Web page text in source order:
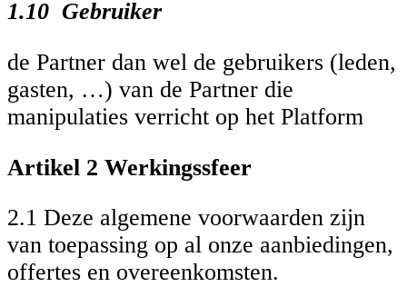
1.10 Gebruiker
de Partner dan wel de gebruikers (leden,
gasten, …) van de Partner die
manipulaties verricht op het Platform
Artikel 2 Werkingssfeer
2.1 Deze algemene voorwaarden zijn
van toepassing op al onze aanbiedingen,
offertes en overeenkomsten.